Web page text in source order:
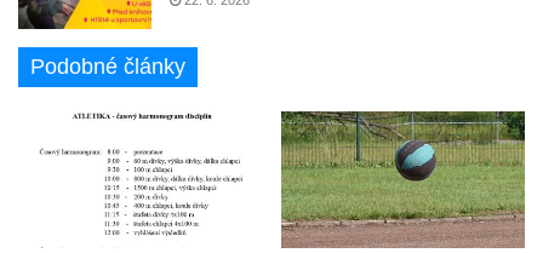
Podobné články